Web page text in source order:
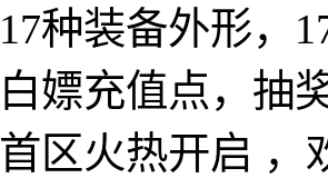
17种装备外形，
白嫖充值点，抽
首区火热开启 ，